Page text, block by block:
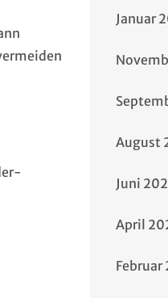
Januar
August
Juni
April
Februar